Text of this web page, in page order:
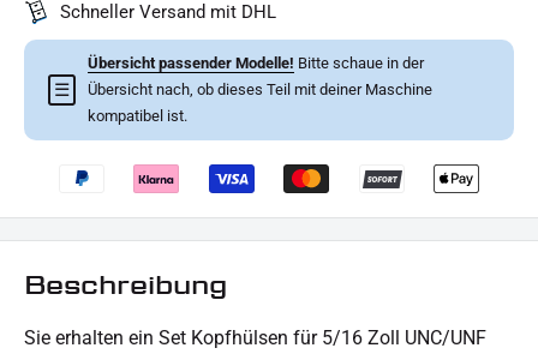
Schneller Versand mit DHL
☰
Übersicht passender Modelle! Bitte schaue in der
Übersicht nach, ob dieses Teil mit deiner Maschine
kompatibel ist.
Beschreibung
Sie erhalten ein Set Kopfhülsen für 5/16 Zoll UNC/UNF